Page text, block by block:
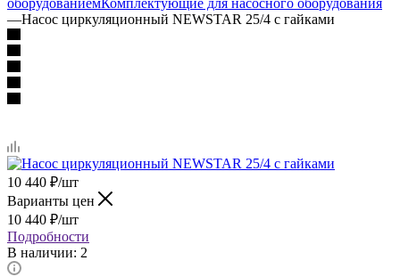
—Насос циркуляционный NEWSTAR 25/4 с гайками
10 440 ₽/шт
Варианты цен
10 440 ₽/шт
Подробности
В наличии: 2